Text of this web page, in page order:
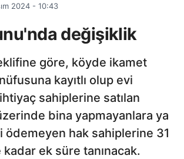
2024 - 10:43
değişiklik
göre, köyde ikamet
kayıtlı olup evi
sahiplerine satılan
bina yapmayanlara ya
ödemeyen hak sahiplerine 31
kadar ek süre tanınacak.